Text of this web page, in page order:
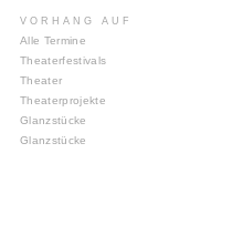
VORHANG AUF
Alle Termine
Theaterfestivals
Theater
Theaterprojekte
Glanzstücke
Glanzstücke